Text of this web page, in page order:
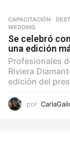
CAPACITACIÓN ,
WEDDING
Se celebró
una edición
Profesionales
Riviera
edición del
por